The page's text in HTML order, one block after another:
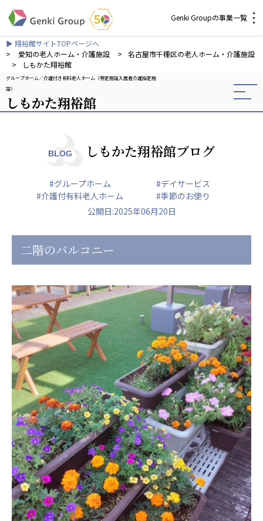
Genki Groupの事業一覧
介護・福祉
社会福祉法人元気村
社会福祉法人長寿の森
株式会社 サンガジャパン
株式会社日本遮蔽技研
株式会社Genkiリレーションズ
一般社団法人 日本高齢者福祉協会
株式会社 爽やかな風沖縄
爽やかな風 中部エリア
爽やかな風 那覇エリア
株式会社 鷹揚館
鷹揚館
社会福祉法人 共生会
特別養護老人ホーム 共生の家
株式会社 アジアメデカ元気事業団
アジアメデカ元気事業団
株式会社 爽やかな風九州
爽やかな風九州
株式会社 七星
七星
社会福祉法人 福ふく
福ふく
株式会社 せきれい
せきれい
社会福祉法人 心の会
▶ 翔裕館サイトTOPページへ
>
愛知の老人ホーム・介護施設 >
名古屋市千種区の老人ホーム・介護施設
>
しもかた翔裕館
グループホーム
介護付き有料老人ホーム（特定施設入居者介護指定施
設）
しもかた翔裕館
BLOG しもかた翔裕館ブログ
#グループホーム
#デイサービス
#介護付有料老人ホーム
#季節のお便り
公開日:2025年06月20日
二階のバルコニー